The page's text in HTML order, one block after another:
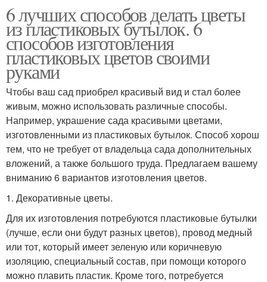
6 лучших способов делать цветы
из пластиковых бутылок. 6
способов изготовления
пластиковых цветов своими
руками
Чтобы ваш сад приобрел красивый вид и стал более
живым, можно использовать различные способы.
Например, украшение сада красивыми цветами,
изготовленными из пластиковых бутылок. Способ хорош
тем, что не требует от владельца сада дополнительных
вложений, а также большого труда. Предлагаем вашему
вниманию 6 вариантов изготовления цветов.
1. Декоративные цветы.
Для их изготовления потребуются пластиковые бутылки
(лучше, если они будут разных цветов), провод медный
или тот, который имеет зеленую или коричневую
изоляцию, специальный состав, при помощи которого
можно плавить пластик. Кроме того, потребуется